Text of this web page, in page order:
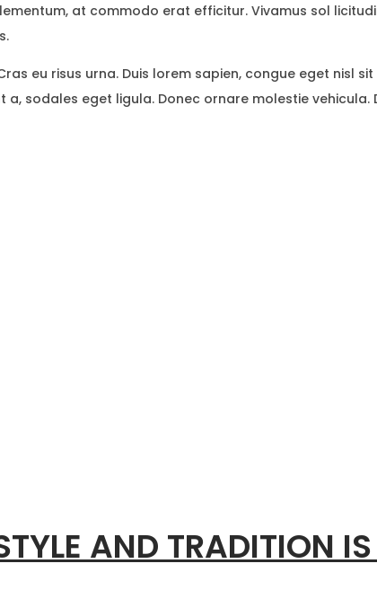
at commodo erat efficitur. Vivamus sol
eu risus urna. Duis lorem sapien, congue eget nisl
sodales eget ligula. Donec ornare molestie vehicula.
AND TRADITION